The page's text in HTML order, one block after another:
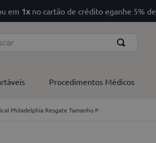
em 1xno cartão de crédito eganhe 5% de
Procedimentos Médicos
Philadelphia Resgate Tamanho P